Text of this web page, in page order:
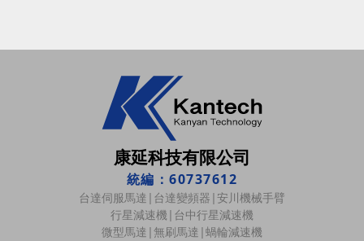
康延科技有限公司
統編：60737612
台達伺服馬達|台達變頻器|安川機械手臂
行星減速機|台中行星減速機
微型馬達|無刷馬達|蝸輪減速機